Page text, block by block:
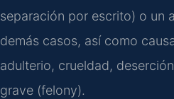
separación por escrito) o un
demás casos, así como
adulterio, crueldad,
grave (felony).